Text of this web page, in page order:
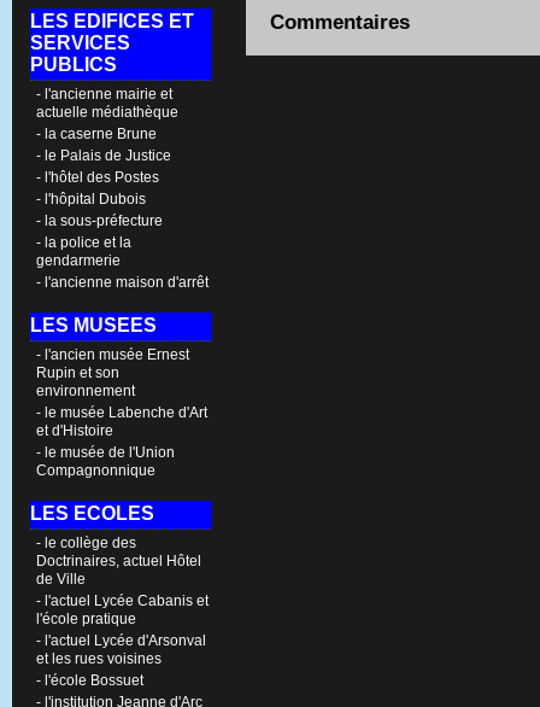
LES EDIFICES ET
SERVICES
PUBLICS
- l'ancienne mairie et
actuelle médiathèque
- la caserne Brune
- le Palais de Justice
- l'hôtel des Postes
- l'hôpital Dubois
- la sous-préfecture
- la police et la
gendarmerie
- l'ancienne maison d'arrêt
LES MUSEES
- l'ancien musée Ernest
Rupin et son
environnement
- le musée Labenche d'Art
et d'Histoire
- le musée de l'Union
Compagnonnique
LES ECOLES
- le collège des
Doctrinaires, actuel Hôtel
de Ville
- l'actuel Lycée Cabanis et
l'école pratique
- l'actuel Lycée d'Arsonval
et les rues voisines
- l'école Bossuet
- l'institution Jeanne d'Arc
Commentaires